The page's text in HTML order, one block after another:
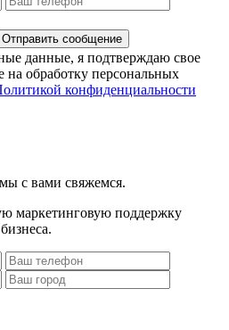
Отправить сообщение
данные, я подтверждаю свое
на обработку персональных
конфиденциальности
с вами свяжемся.
маркетинговую поддержку